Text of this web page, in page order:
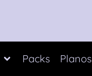
Packs Planos